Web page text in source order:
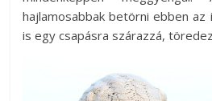
hajlamosabbak betörni ebben az
is egy csapásra szárazzá,